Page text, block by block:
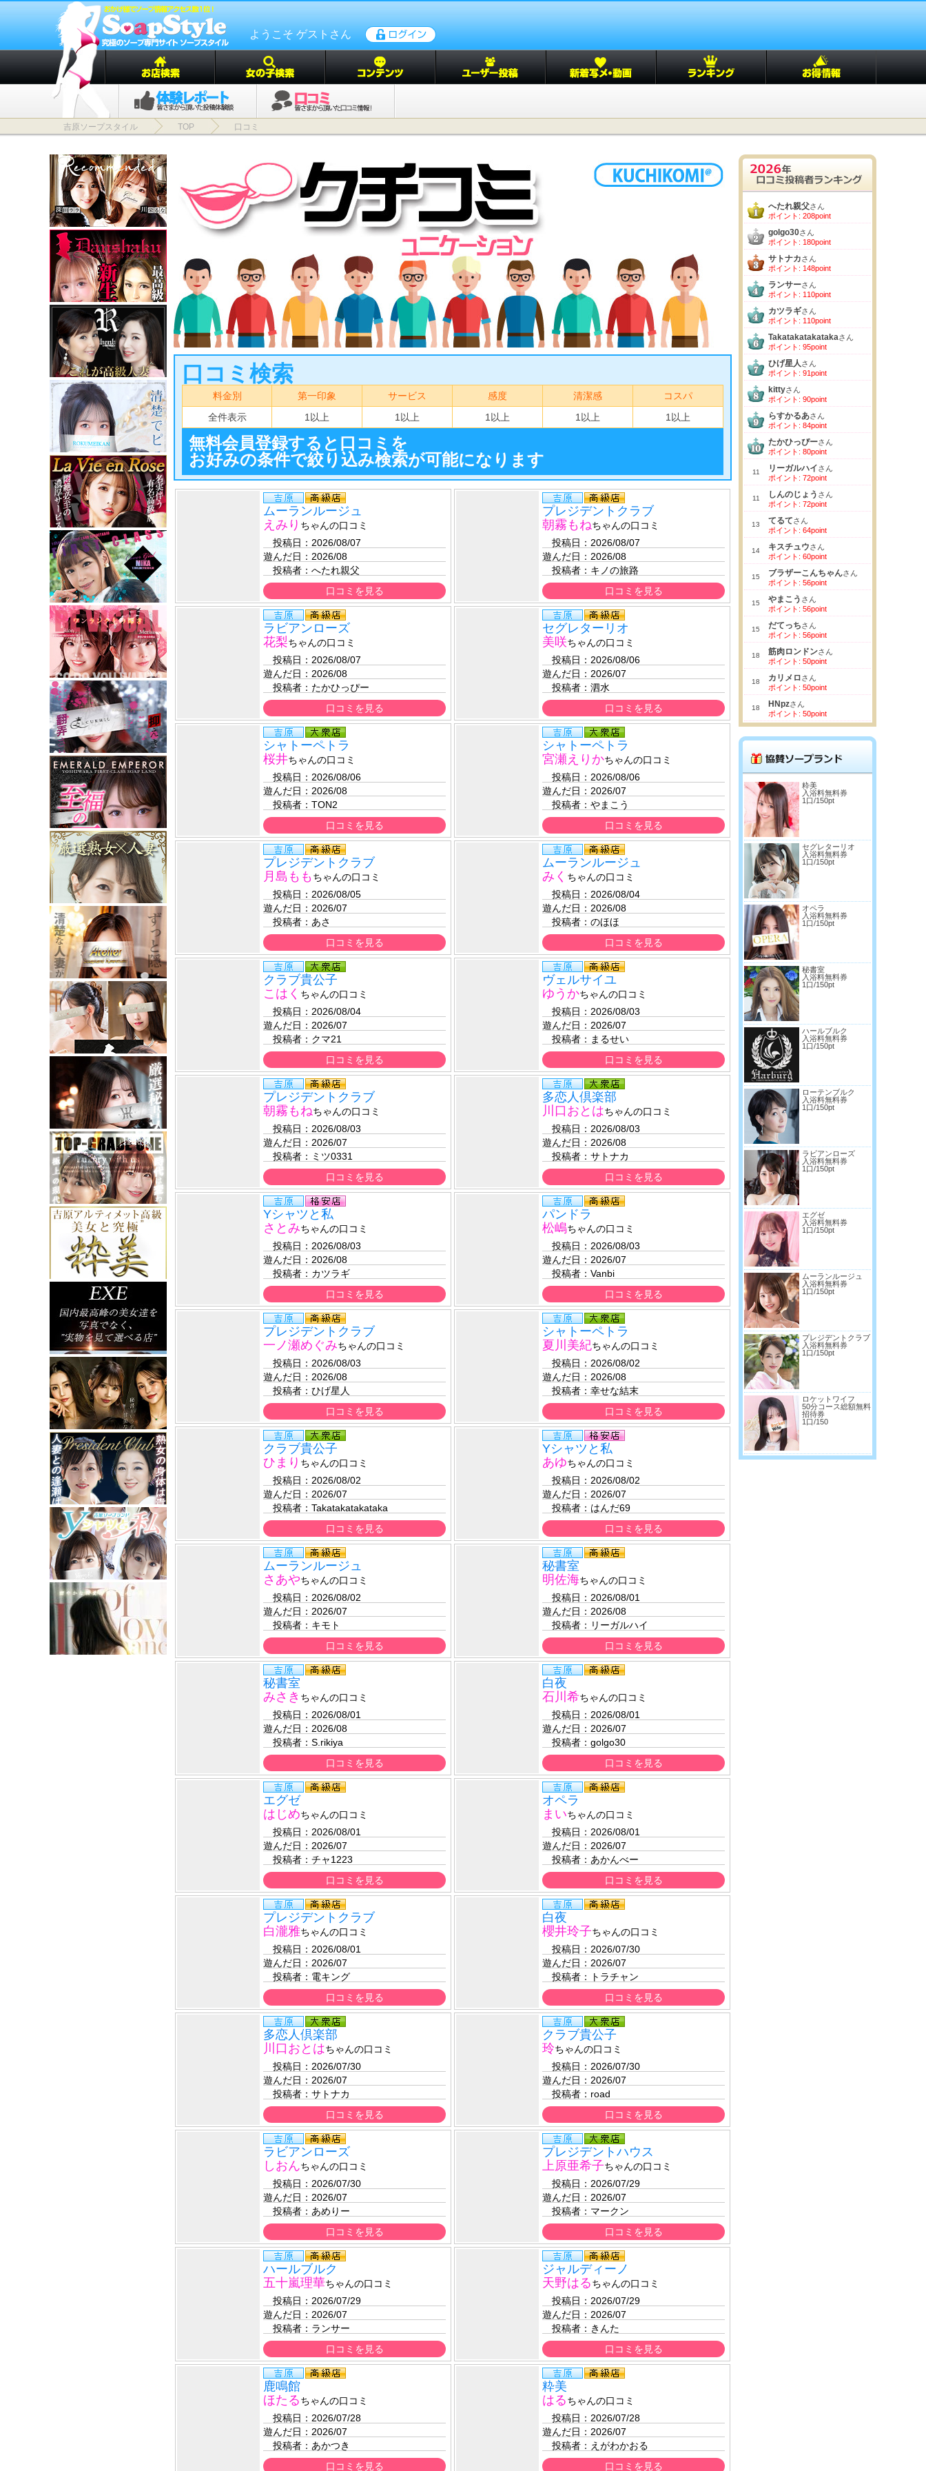
ようこそ ゲストさん
吉原ソープスタイル TOP 口コミ
へたれ親父さん
ポイント: 208point
golgo30さん
ポイント: 180point
サトナカさん
ポイント: 148point
ランサーさん
ポイント: 110point
カツラギさん
ポイント: 110point
Takatakatakatakaさん
ポイント: 95point
ひげ星人さん
ポイント: 91point
kittyさん
ポイント: 90point
らすかるあさん
ポイント: 84point
たかひっぴーさん
ポイント: 80point
11 リーガルハイさん
ポイント: 72point
11 しんのじょう さん
ポイント: 72point
13 てるてさん
ポイント: 64point
14 キスチュウさん
ポイント: 60point
15 ブラザーこんちゃんさん
ポイント: 56point
15 やまこう さん
ポイント: 56point
15 だてっちさん
ポイント: 56point
18 筋肉ロンドンさん
ポイント: 50point
18 カリメロさん
ポイント: 50point
18 HNpzさん
ポイント: 50point
粋美
入浴料無料券
1口/150pt
セグレターリオ
入浴料無料券
1口/150pt
オペラ
入浴料無料券
1口/150pt
秘書室
入浴料無料券
1口/150pt
ハールブルク
入浴料無料券
1口/150pt
ローテンブルク
入浴料無料券
1口/150pt
ラビアンローズ
入浴料無料券
1口/150pt
エグゼ
入浴料無料券
1口/150pt
ムーランルージュ
入浴料無料券
1口/150pt
プレジデントクラブ
入浴料無料券
1口/150pt
ロケットワイフ
50分コース総額無料
招待券
1口/150
口コミ検索
料金別 第一印象 サービス 感度 清潔感
コスパ
全件表示
1以上 1以上 1以上 1以上 1以上
無料会員登録すると口コミを
お好みの条件で絞り込み検索が可能になります
ムーランルージュ
えみり ちゃんの口コミ
投稿日： 2026/08/07
遊んだ日： 2026/08
投稿者： へたれ親父
口コミを見る
プレジデントクラブ
朝霧もねちゃんの口コミ
投稿日： 2026/08/07
遊んだ日： 2026/08
投稿者： キノの旅路
口コミを見る
ラビアンローズ
花梨ちゃんの口コミ
投稿日： 2026/08/07
遊んだ日： 2026/08
投稿者： たかひっぴー
口コミを見る
セグレターリオ
美咲ちゃんの口コミ
投稿日： 2026/08/06
遊んだ日： 2026/07
投稿者： 泗水
口コミを見る
シャトーペトラ
桜井ちゃんの口コミ
投稿日： 2026/08/06
遊んだ日： 2026/08
投稿者： TON2
口コミを見る
シャトーペトラ
宮瀬えりかちゃんの口コミ
投稿日： 2026/08/06
遊んだ日： 2026/07
投稿者： やまこう
口コミを見る
プレジデントクラブ
月島もも ちゃんの口コミ
投稿日： 2026/08/05
遊んだ日： 2026/07
投稿者： あさ
口コミを見る
ムーランルージュ
みく ちゃんの口コミ
投稿日： 2026/08/04
遊んだ日： 2026/08
投稿者： のほほ
口コミを見る
クラブ貴公子
こはく ちゃんの口コミ
投稿日： 2026/08/04
遊んだ日： 2026/07
投稿者： クマ21
口コミを見る
ヴェルサイユ
ゆうかちゃんの口コミ
投稿日： 2026/08/03
遊んだ日： 2026/07
投稿者： まるせい
口コミを見る
プレジデントクラブ
朝霧もねちゃんの口コミ
投稿日： 2026/08/03
遊んだ日： 2026/07
投稿者： ミツ0331
口コミを見る
多恋人倶楽部
川口おとはちゃんの口コミ
投稿日： 2026/08/03
遊んだ日： 2026/08
投稿者： サトナカ
口コミを見る
Yシャツと私
さとみちゃんの口コミ
投稿日： 2026/08/03
遊んだ日： 2026/08
投稿者： カツラギ
口コミを見る
パンドラ
松嶋ちゃんの口コミ
投稿日： 2026/08/03
遊んだ日： 2026/07
投稿者： Vanbi
口コミを見る
プレジデントクラブ
一ノ瀬めぐみちゃんの口コミ
投稿日： 2026/08/03
遊んだ日： 2026/08
投稿者： ひげ星人
口コミを見る
シャトーペトラ
夏川美紀ちゃんの口コミ
投稿日： 2026/08/02
遊んだ日： 2026/08
投稿者： 幸せな結末
口コミを見る
クラブ貴公子
ひまり ちゃんの口コミ
投稿日： 2026/08/02
遊んだ日： 2026/07
投稿者： Takatakatakataka
口コミを見る
Yシャツと私
あゆちゃんの口コミ
投稿日： 2026/08/02
遊んだ日： 2026/07
投稿者： はんだ69
口コミを見る
ムーランルージュ
さあやちゃんの口コミ
投稿日： 2026/08/02
遊んだ日： 2026/07
投稿者： キモト
口コミを見る
秘書室
明佐海ちゃんの口コミ
投稿日： 2026/08/01
遊んだ日： 2026/08
投稿者： リーガルハイ
口コミを見る
秘書室
みさき ちゃんの口コミ
投稿日： 2026/08/01
遊んだ日： 2026/08
投稿者： S.rikiya
口コミを見る
白夜
石川希ちゃんの口コミ
投稿日： 2026/08/01
遊んだ日： 2026/07
投稿者： golgo30
口コミを見る
エグゼ
はじめちゃんの口コミ
投稿日： 2026/08/01
遊んだ日： 2026/07
投稿者： チャ1223
口コミを見る
オペラ
まいちゃんの口コミ
投稿日： 2026/08/01
遊んだ日： 2026/07
投稿者： あかんべー
口コミを見る
プレジデントクラブ
白瀧雅ちゃんの口コミ
投稿日： 2026/08/01
遊んだ日： 2026/07
投稿者： 電キング
口コミを見る
白夜
櫻井玲子ちゃんの口コミ
投稿日： 2026/07/30
遊んだ日： 2026/07
投稿者：
トラチャン
口コミを見る
多恋人倶楽部
川口おとはちゃんの口コミ
投稿日： 2026/07/30
遊んだ日： 2026/07
投稿者： サトナカ
口コミを見る
クラブ貴公子
玲ちゃんの口コミ
投稿日： 2026/07/30
遊んだ日： 2026/07
投稿者： road
口コミを見る
ラビアンローズ
しおんちゃんの口コミ
投稿日： 2026/07/30
遊んだ日： 2026/07
投稿者： あめりー
口コミを見る
プレジデントハウス
上原亜希子ちゃんの口コミ
投稿日： 2026/07/29
遊んだ日： 2026/07
投稿者： マークン
口コミを見る
ハールブルク
五十嵐理華ちゃんの口コミ
投稿日： 2026/07/29
遊んだ日： 2026/07
投稿者： ランサー
口コミを見る
ジャルディーノ
天野はるちゃんの口コミ
投稿日： 2026/07/29
遊んだ日： 2026/07
投稿者： きんた
口コミを見る
鹿鳴館
ほたるちゃんの口コミ
投稿日： 2026/07/28
遊んだ日： 2026/07
投稿者： あかつき
口コミを見る
粋美
はるちゃんの口コミ
投稿日： 2026/07/28
遊んだ日： 2026/07
投稿者： えがわかおる
口コミを見る